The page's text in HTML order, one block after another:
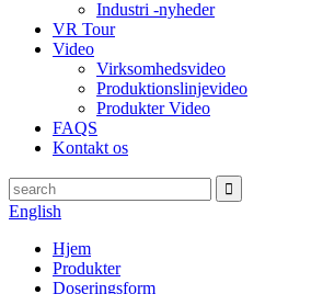
Industri -nyheder
VR Tour
Video
Virksomhedsvideo
Produktionslinjevideo
Produkter Video
FAQS
Kontakt os
English
Hjem
Produkter
Doseringsform